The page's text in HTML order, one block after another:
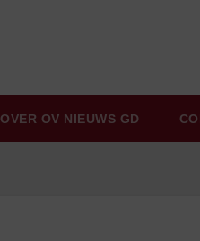
OVER OV NIEUWS GD